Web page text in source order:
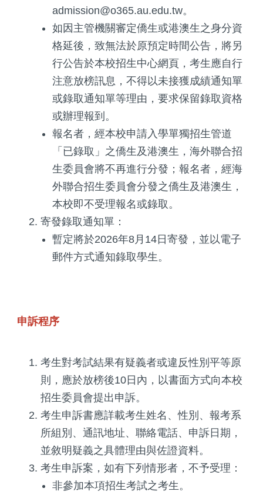
admission@o365.au.edu.tw。
如因主管機關審定僑生或港澳生之身分資
格延後，致無法於原預定時間公告，將另
行公告於本校招生中心網頁，考生應自行
注意放榜訊息，不得以未接獲成績通知單
或錄取通知單等理由，要求保留錄取資格
或辦理報到。
報名者，經本校申請入學單獨招生管道
「已錄取」之僑生及港澳生，海外聯合招
生委員會將不再進行分發；報名者，經海
外聯合招生委員會分發之僑生及港澳生，
本校即不受理報名或錄取。
寄發錄取通知單：
暫定將於2026年8月14日寄發，並以電子
郵件方式通知錄取學生。
申訴程序
考生對考試結果有疑義者或違反性別平等原
則，應於放榜後10日內，以書面方式向本校
招生委員會提出申訴。
考生申訴書應詳載考生姓名、性別、報考系
所組別、通訊地址、聯絡電話、申訴日期，
並敘明疑義之具體理由與佐證資料。
考生申訴案，如有下列情形者，不予受理：
非參加本項招生考試之考生。